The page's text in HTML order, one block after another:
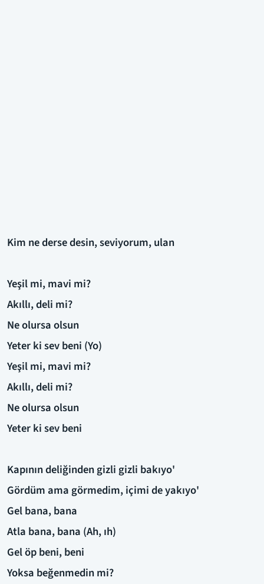
Kim ne derse desin, seviyorum, ulan
Yeşil mi, mavi mi?
Akıllı, deli mi?
Ne olursa olsun
Yeter ki sev beni (Yo)
Yeşil mi, mavi mi?
Akıllı, deli mi?
Ne olursa olsun
Yeter ki sev beni
Kapının deliğinden gizli gizli bakıyo'
Gördüm ama görmedim, içimi de yakıyo'
Gel bana, bana
Atla bana, bana (Ah, ıh)
Gel öp beni, beni
Yoksa beğenmedin mi?